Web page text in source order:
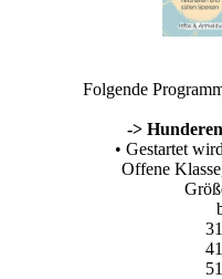
Folgende
->
• Gestartet
Offene